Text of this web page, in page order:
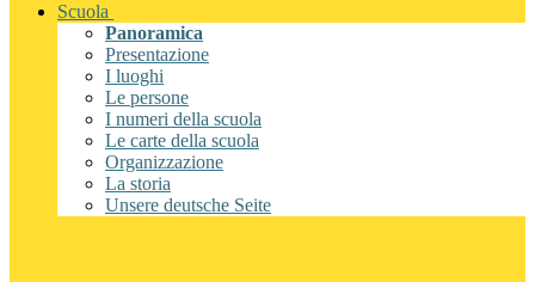
Scuola
Panoramica
Presentazione
I luoghi
Le persone
I numeri della scuola
Le carte della scuola
Organizzazione
La storia
Unsere deutsche Seite